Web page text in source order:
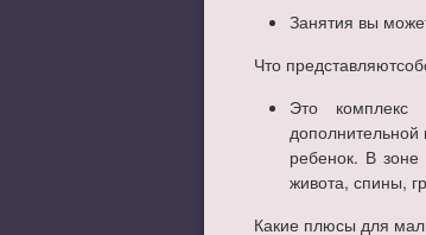
Занятия вы
Что
Это комплекс
дополнительной
ребенок. В
живота, спины,
Какие плюсы для